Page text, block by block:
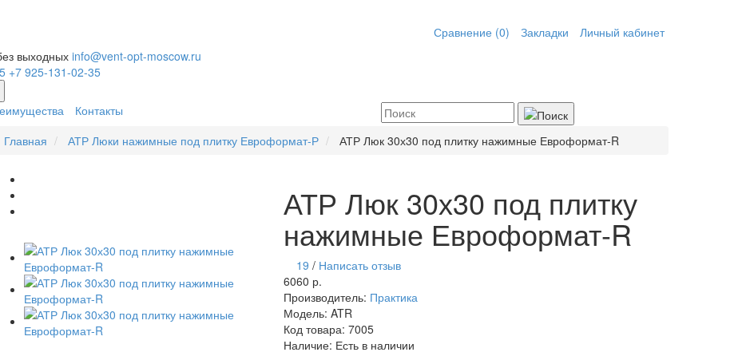
Сравнение (0)
Закладки
Личный кабинет
выходных info@vent-opt-moscow.ru
+7 925-131-02-35
Контакты
Главная АТР Люки нажимные под плитку Евроформат-Р АТР Люк 30х30 под плитку нажимные Евроформат-R
АТР Люк 30х30 под плитку
нажимные Евроформат-R
19 / Написать отзыв
6060 р.
Производитель: Практика
Модель:ATR
Код товара:7005
Наличие: Есть в наличии